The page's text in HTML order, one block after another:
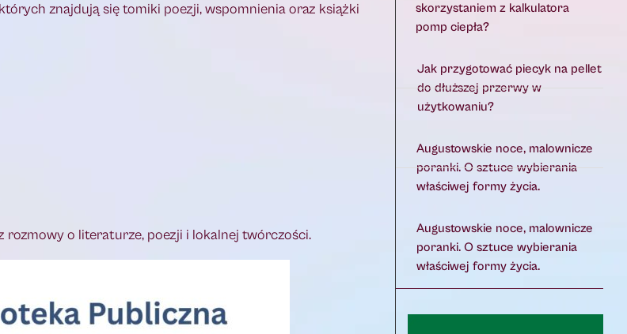
znajdują się tomiki poezji, wspomnienia oraz książki
o literaturze, poezji i lokalnej twórczości.
skorzystaniem z kalkulatora
pomp ciepła?
Jak przygotować piecyk na pellet
do dłuższej przerwy w
użytkowaniu?
Augustowskie noce, malownicze
poranki. O sztuce wybierania
właściwej formy życia.
Augustowskie noce, malownicze
poranki. O sztuce wybierania
właściwej formy życia.